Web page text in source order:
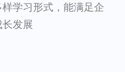
学习形式，能满足企
发展